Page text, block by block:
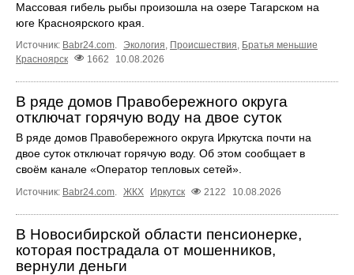
Массовая гибель рыбы произошла на озере Тагарском на
юге Красноярского края.
Источник: Babr24.com. Экология, Происшествия, Братья меньшие
Красноярск
1662 10.08.2026
В ряде домов Правобережного округа
отключат горячую воду на двое суток
В ряде домов Правобережного округа Иркутска почти на
двое суток отключат горячую воду. Об этом сообщает в
своём канале «Оператор тепловых сетей».
Источник: Babr24.com ЖКХ Иркутск 2122 10.08.2026
В Новосибирской области пенсионерке,
которая пострадала от мошенников,
вернули деньги